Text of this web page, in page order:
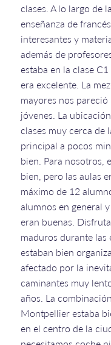
clases. A lo largo de
enseñanza de
interesantes y
además de
estaba en la clase
era excelente. La
mayores nos
jóvenes. La
clases muy cerca de
principal a pocos
bien. Para nosotros,
bien, pero las aulas
máximo de 12
alumnos en general
eran buenas.
maduros durante las
estaban bien
afectado por la
caminantes muy
años. La
Montpellier estaba
en el centro de la